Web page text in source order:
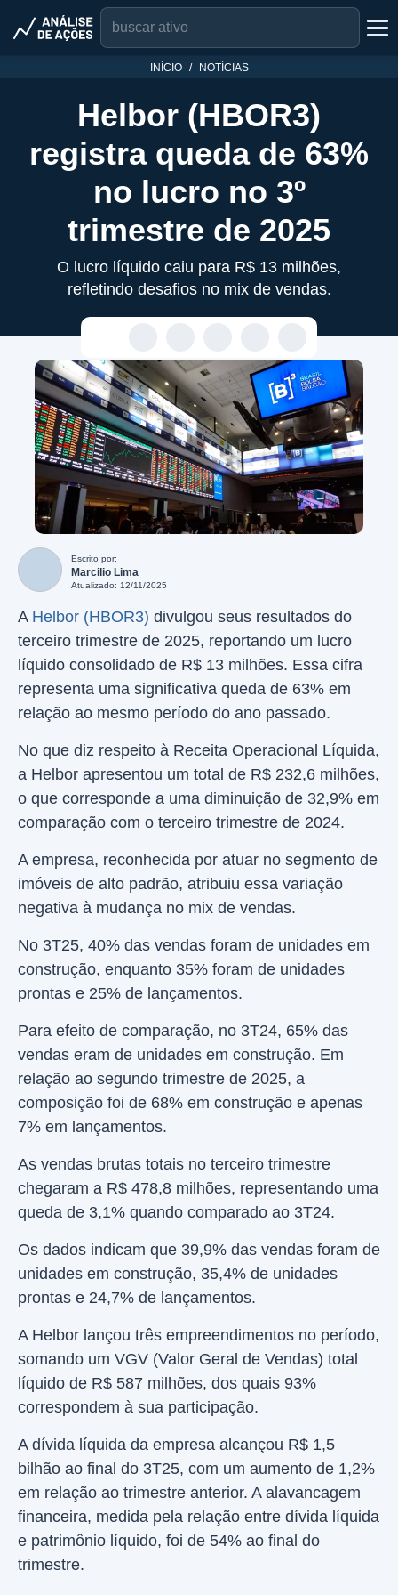
INÍCIO NOTÍCIAS
Helbor (HBOR3)
registra queda de 63%
no lucro no 3º
trimestre de 2025
O lucro líquido caiu para R$ 13 milhões,
refletindo desafios no mix de vendas.
Escrito por:
Marcilio Lima
Atualizado: 12/11/2025
A Helbor (HBOR3) divulgou seus resultados do
terceiro trimestre de 2025, reportando um lucro
líquido consolidado de R$ 13 milhões. Essa cifra
representa uma significativa queda de 63% em
relação ao mesmo período do ano passado.
No que diz respeito à Receita Operacional Líquida,
a Helbor apresentou um total de R$ 232,6 milhões,
o que corresponde a uma diminuição de 32,9% em
comparação com o terceiro trimestre de 2024.
A empresa, reconhecida por atuar no segmento de
imóveis de alto padrão, atribuiu essa variação
negativa à mudança no mix de vendas.
No 3T25, 40% das vendas foram de unidades em
construção, enquanto 35% foram de unidades
prontas e 25% de lançamentos.
Para efeito de comparação, no 3T24, 65% das
vendas eram de unidades em construção. Em
relação ao segundo trimestre de 2025, a
composição foi de 68% em construção e apenas
7% em lançamentos.
As vendas brutas totais no terceiro trimestre
chegaram a R$ 478,8 milhões, representando uma
queda de 3,1% quando comparado ao 3T24.
Os dados indicam que 39,9% das vendas foram de
unidades em construção, 35,4% de unidades
prontas e 24,7% de lançamentos.
A Helbor lançou três empreendimentos no período,
somando um VGV (Valor Geral de Vendas) total
líquido de R$ 587 milhões, dos quais 93%
correspondem à sua participação.
A dívida líquida da empresa alcançou R$ 1,5
bilhão ao final do 3T25, com um aumento de 1,2%
em relação ao trimestre anterior. A alavancagem
financeira, medida pela relação entre dívida líquida
e patrimônio líquido, foi de 54% ao final do
trimestre.